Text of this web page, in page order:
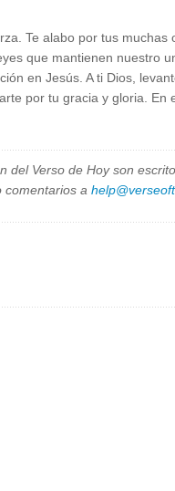
Te alabo por tus muchas
que mantienen nuestro
en Jesús. A ti Dios,
por tu gracia y gloria. En
del Verso de Hoy son
comentarios a